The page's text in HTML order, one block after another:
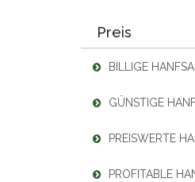
Preis
BILLIGE
GÜNSTIGE
PREISWERTE
PROFITABLE